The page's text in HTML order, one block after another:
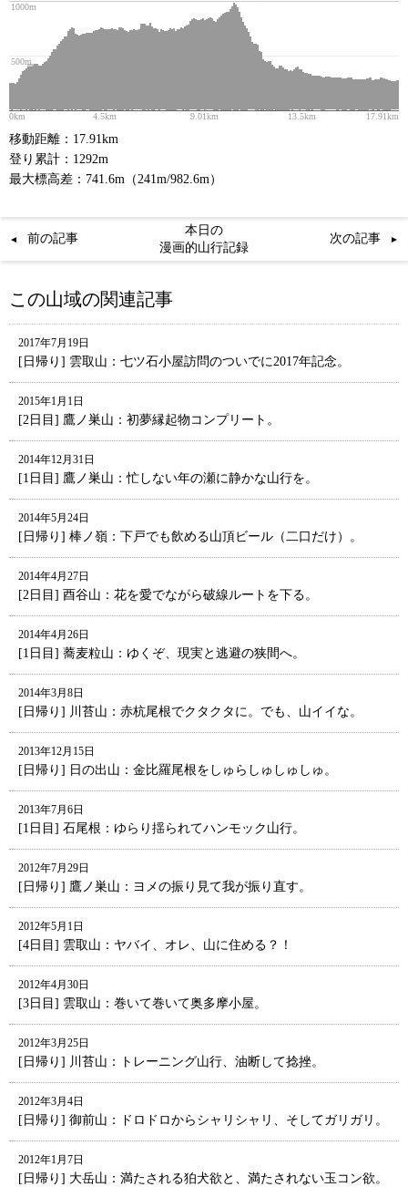
1000m
500m
0km 4.5km 9.01km 13.5km 17.91km
移動距離：17.91km
登り累計：1292m
最大標高差：741.6m（241m/982.6m）
前の記事
本日の
漫画的山行記録
次の記事
この山域の関連記事
2017年7月19日
[日帰り] 雲取山：七ツ石小屋訪問のついでに2017年記念。
2015年1月1日
[2日目] 鷹ノ巣山：初夢縁起物コンプリート。
2014年12月31日
[1日目] 鷹ノ巣山：忙しない年の瀬に静かな山行を。
2014年5月24日
[日帰り] 棒ノ嶺：下戸でも飲める山頂ビール（二口だけ）。
2014年4月27日
[2日目] 酉谷山：花を愛でながら破線ルートを下る。
2014年4月26日
[1日目] 蕎麦粒山：ゆくぞ、現実と逃避の狭間へ。
2014年3月8日
[日帰り] 川苔山：赤杭尾根でクタクタに。でも、山イイな。
2013年12月15日
[日帰り] 日の出山：金比羅尾根をしゅらしゅしゅしゅ。
2013年7月6日
[1日目] 石尾根：ゆらり揺られてハンモック山行。
2012年7月29日
[日帰り] 鷹ノ巣山：ヨメの振り見て我が振り直す。
2012年5月1日
[4日目] 雲取山：ヤバイ、オレ、山に住める？！
2012年4月30日
[3日目] 雲取山：巻いて巻いて奥多摩小屋。
2012年3月25日
[日帰り] 川苔山：トレーニング山行、油断して捻挫。
2012年3月4日
[日帰り] 御前山：ドロドロからシャリシャリ、そしてガリガリ。
2012年1月7日
[日帰り] 大岳山：満たされる狛犬欲と、満たされない玉コン欲。